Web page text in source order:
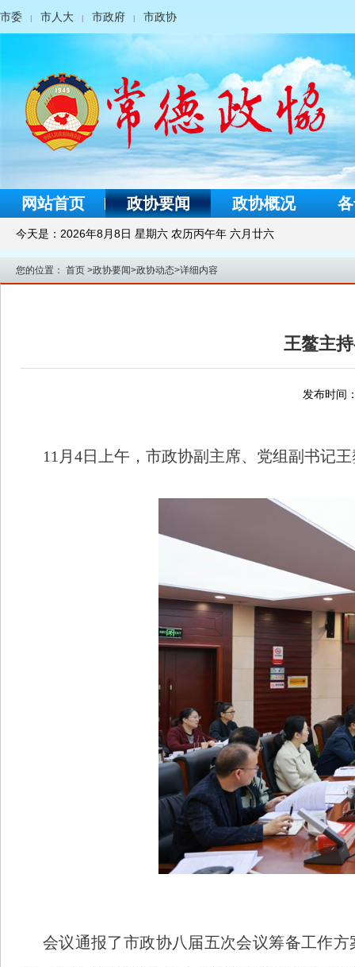
市委 | 市人大 | 市政府 | 市政协
网站首页 政协要闻 政协概况
今天是： 2026年8月8日 星期六 农历丙午年 六月廿六
您的位置： 首页 >政协要闻>政协动态>详细内容
王鳌主
发布时间
11月4日上午，市政协副主席、党组副书记
会议通报了市政协八届五次会议筹备工作